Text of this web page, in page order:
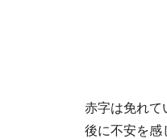
赤字は免れて
後に不安を感